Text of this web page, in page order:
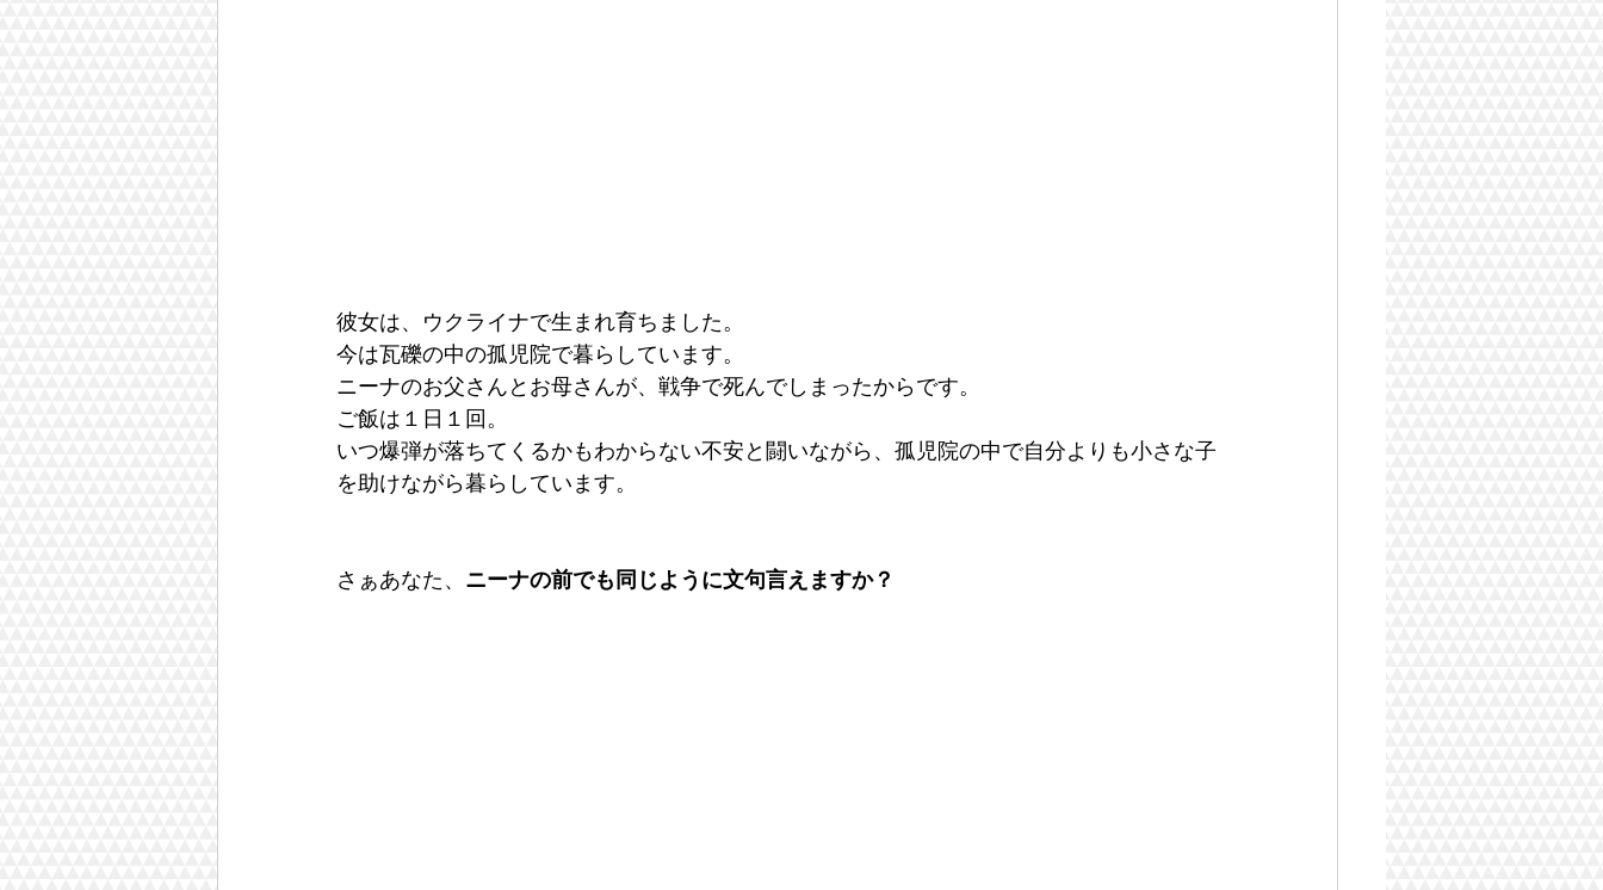
彼女は、ウクライナで生まれ育ちました。
今は瓦礫の中の孤児院で暮らしています。
ニーナのお父さんとお母さんが、戦争で死んでしまったからです。
ご飯は１日１回。
いつ爆弾が落ちてくるかもわからない不安と闘いながら、孤児院の中で自分よりも小さな子
を助けながら暮らしています。
さぁあなた、 ニーナの前でも同じように文句言えますか？